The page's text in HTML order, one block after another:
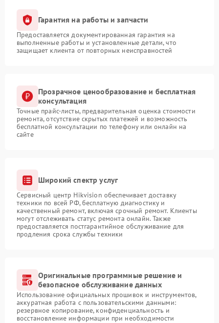
Гарантия на работы и запчасти
Предоставляется документированная гарантия на
выполненные работы и установленные детали, что
защищает клиента от повторных неисправностей
Прозрачное ценообразование и бесплатная
консультация
Точные прайс-листы, предварительная оценка стоимости
ремонта, отсутствие скрытых платежей и возможность
бесплатной консультации по телефону или онлайн на
сайте
Широкий спектр услуг
Сервисный центр Hikvision обеспечивает доставку
техники по всей РФ, бесплатную диагностику и
качественный ремонт, включая срочный ремонт. Клиенты
могут отслеживать статус ремонта онлайн. Также
предоставляется постгарантийное обслуживание для
продления срока службы техники
Оригинальные программные решение и
безопасное обслуживание данных
Использование официальных прошивок и инструментов,
аккуратная работа с пользовательскими данными:
резервное копирование, конфиденциальность и
восстановление информации при необходимости